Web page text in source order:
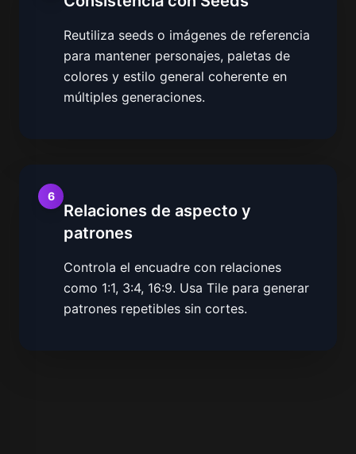
Reutiliza seeds o imágenes de referencia
para mantener personajes, paletas de
colores y estilo general coherente en
múltiples generaciones.
6
Relaciones de aspecto y
patrones
Controla el encuadre con relaciones
como 1:1, 3:4, 16:9. Usa Tile para generar
patrones repetibles sin cortes.